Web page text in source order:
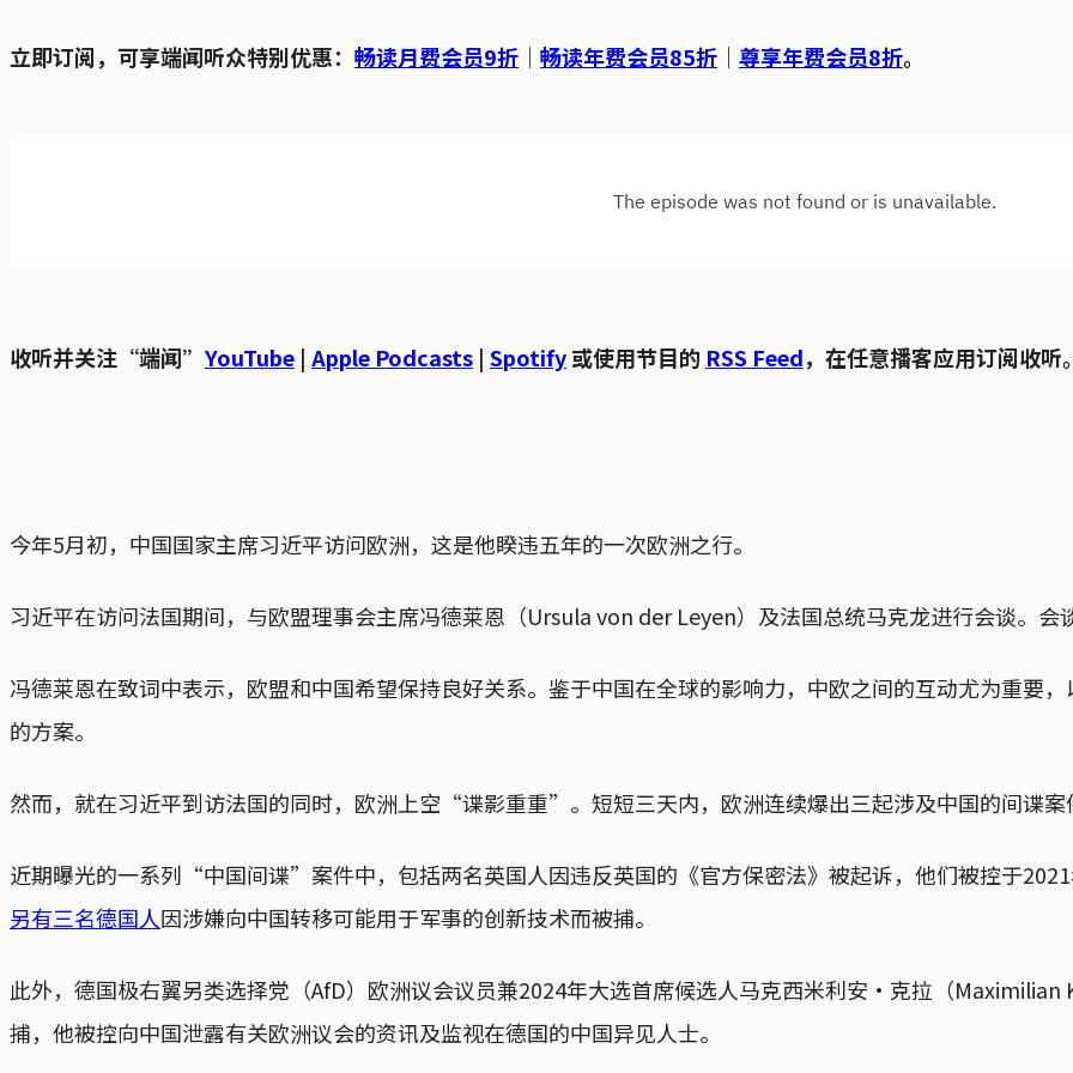
立即订阅，可享端闻听众特别优惠： 畅读月费会员9折 ｜ 畅读年费会员85折 ｜ 尊享年费会员8折。
收听并关注“端闻” YouTube | Apple Podcasts | Spotify或使用节目的 RSS Feed，在任意播客应用订阅收听
今年5月初，中国国家主席习近平访问欧洲，这是他睽违五年的一次欧洲之行。
习近平在访问法国期间，与欧盟理事会主席冯德莱恩（Ursula von der Leyen）及法国总统马克龙进行会谈。
冯德莱恩在致词中表示，欧盟和中国希望保持良好关系。鉴于中国在全球的影响力，中欧之间的互动尤为重要
的方案。
然而，就在习近平到访法国的同时，欧洲上空“谍影重重”。短短三天内，欧洲连续爆出三起涉及中国的间谍案
近期曝光的一系列“中国间谍”案件中，包括两名英国人因违反英国的《官方保密法》被起诉，他们被控于
另有三名德国人因涉嫌向中国转移可能用于军事的创新技术而被捕。
此外，德国极右翼另类选择党（AfD）欧洲议会议员兼2024年大选首席候选人马克西米利安·克拉（
捕，他被控向中国泄露有关欧洲议会的资讯及监视在德国的中国异见人士。